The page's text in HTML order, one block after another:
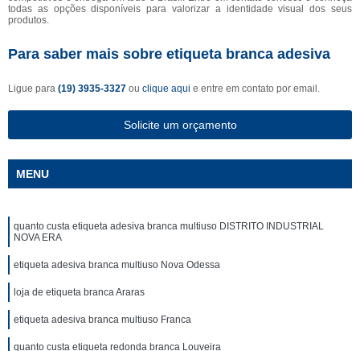
todas as opções disponíveis para valorizar a identidade visual dos seus
produtos.
Para saber mais sobre etiqueta branca adesiva
Ligue para (19) 3935-3327 ou clique aqui e entre em contato por email.
Solicite um orçamento
MENU
quanto custa etiqueta adesiva branca multiuso DISTRITO INDUSTRIAL
NOVA ERA
etiqueta adesiva branca multiuso Nova Odessa
loja de etiqueta branca Araras
etiqueta adesiva branca multiuso Franca
quanto custa etiqueta redonda branca Louveira